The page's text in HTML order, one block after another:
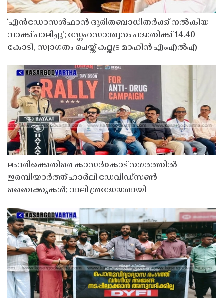
‘എൻഡോസൾഫാൻ ദുരിതബാധിതർക്ക് നൽകിയ
വാക്ക് പാലിച്ചു’; സ്നേഹസാന്ത്വനം പദ്ധതിക്ക് 14.40
കോടി, സ്വാഗതം ചെയ്ത് കല്ലട്ര മാഹിൻ എംഎൽഎ
ലഹരിക്കെതിരെ കാസർകോട് നഗരത്തിൽ
ഇരമ്പിയാർത്ത് ഹാർലി ഡേവിഡ്‌സൺ
ബൈക്കുകൾ; റാലി ശ്രദ്ധേയമായി